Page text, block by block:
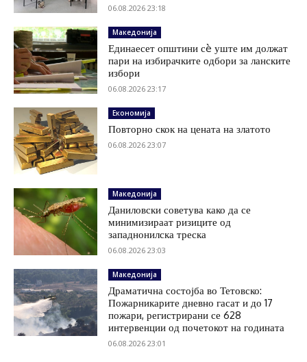
06.08.2026 23:18
Македонија
Единаесет општини сè уште им должат
пари на избирачките одбори за ланските
избори
06.08.2026 23:17
Економија
Повторно скок на цената на златото
06.08.2026 23:07
Македонија
Даниловски советува како да се
минимизираат ризиците од
западнонилска треска
06.08.2026 23:03
Македонија
Драматична состојба во Тетовско:
Пожарникарите дневно гасат и до 17
пожари, регистрирани се 628
интервенции од почетокот на годината
06.08.2026 23:01